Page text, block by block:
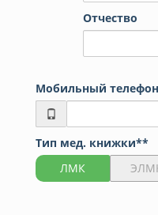
Отчество
Мобильный телефон
Тип мед. книжки**
ЛМК